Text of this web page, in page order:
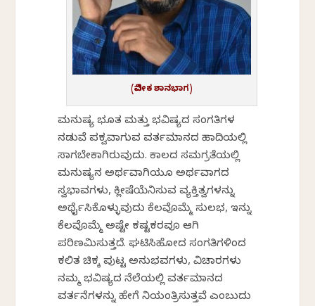
(ವಿವೇಕ ಶಾನಭಾಗ)
ಮನುಷ್ಯ ಭೂತ ಮತ್ತು ಭವಿಷ್ಯದ ಸಂಗತಿಗಳ
ನಡುವೆ ಪಕ್ವವಾಗುವ ವರ್ತಮಾನದ ಹಾದಿಯಲ್ಲಿ
ಸಾಗಬೇಕಾಗಿರುವುದು. ಕಾಲದ ಸಮಗ್ರತೆಯಲ್ಲಿ
ಮನುಷ್ಯನ ಅರ್ಥವಾಗಿಯೂ ಅರ್ಥವಾಗದ
ಸ್ವಭಾವಗಳು, ಕ್ಲೀಷೆಯೆನಿಸುವ ವ್ಯಕ್ತಿತ್ವಗಳನ್ನು
ಅರ್ಥೈಸಿಕೊಳ್ಳುವುದು ಕೆಲವೊಮ್ಮೆ ಸುಲಭ, ಇನ್ನು
ಕೆಲವೊಮ್ಮೆ ಅಷ್ಟೇ ಕಷ್ಟಕರವೂ ಆಗಿ
ಪರಿಣಮಿಸುತ್ತದೆ. ಘಟಿಸಿಹೋದ ಸಂಗತಿಗಳಿಂದ
ಕಲಿತ ಚಿಕ್ಕ ಪುಟ್ಟ ಅನುಭವಗಳು, ವಿಚಾರಗಳು
ನಮ್ಮ ಭವಿಷ್ಯದ ನೆಲೆಯಲ್ಲಿ ವರ್ತಮಾನದ
ವರ್ತನೆಗಳನ್ನು ಹೇಗೆ ನಿಯಂತ್ರಿಸುತ್ತವೆ ಎಂಬುದು